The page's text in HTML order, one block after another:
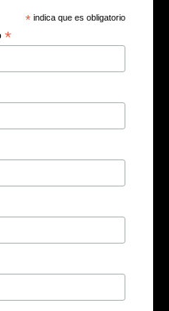
* indica que es obligatorio
*